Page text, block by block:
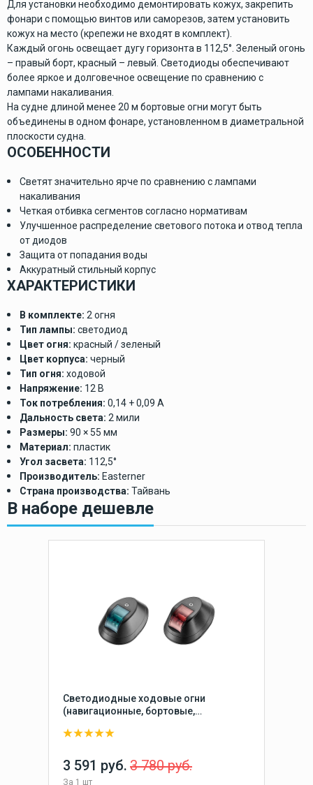
Для установки необходимо демонтировать кожух, закрепить
фонари с помощью винтов или саморезов, затем установить
кожух на место (крепежи не входят в комплект).
Каждый огонь освещает дугу горизонта в 112,5°. Зеленый огонь
– правый борт, красный – левый. Светодиоды обеспечивают
более яркое и долговечное освещение по сравнению с
лампами накаливания.
На судне длиной менее 20 м бортовые огни могут быть
объединены в одном фонаре, установленном в диаметральной
плоскости судна.
ОСОБЕННОСТИ
Светят значительно ярче по сравнению с лампами
накаливания
Четкая отбивка сегментов согласно нормативам
Улучшенное распределение светового потока и отвод тепла
от диодов
Защита от попадания воды
Аккуратный стильный корпус
ХАРАКТЕРИСТИКИ
В комплекте: 2 огня
Тип лампы: светодиод
Цвет огня: красный / зеленый
Цвет корпуса: черный
Тип огня: ходовой
Напряжение: 12 В
Ток потребления: 0,14 + 0,09 А
Дальность света: 2 мили
Размеры: 90 × 55 мм
Материал: пластик
Угол засвета: 112,5°
Производитель: Easterner
Страна производства: Тайвань
В наборе дешевле
Светодиодные ходовые огни
(навигационные, бортовые,
судно
3 591 руб. 3 780 руб.
За 1 шт